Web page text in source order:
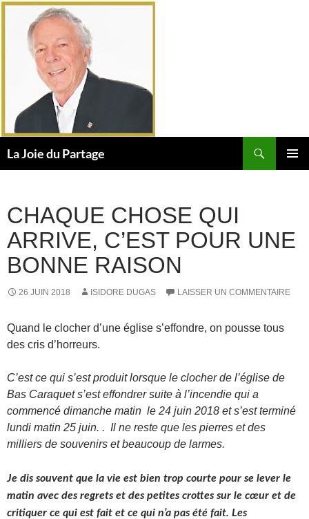
Aller
contenu
La Joie du Partage
CHAQUE CHOSE QUI
ARRIVE, C’EST POUR UNE
BONNE RAISON
26 JUIN 2018 ISIDORE DUGAS LAISSER UN COMMENTAIRE
Quand le clocher d’une église s’effondre, on pousse tous
des cris d’horreurs.
C’est ce qui s’est produit lorsque le clocher de l’église de
Bas Caraquet s’est effondrer suite à l’incendie qui a
commencé dimanche matin le 24 juin 2018 et s’est terminé
lundi matin 25 juin. . Il ne reste que les pierres et des
milliers de souvenirs et beaucoup de larmes.
Je dis souvent que la vie est bien trop courte pour se lever le
matin avec des regrets et des petites crottes sur le cœur et de
critiquer ce qui est fait et ce qui n’a pas été fait. Les